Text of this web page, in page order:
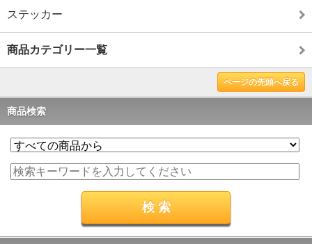
ステッカー
商品カテゴリー一覧
ページの先頭へ戻る
商品検索